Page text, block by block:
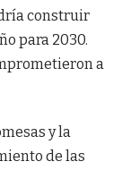
construir
para 2030.
a
y la
de las